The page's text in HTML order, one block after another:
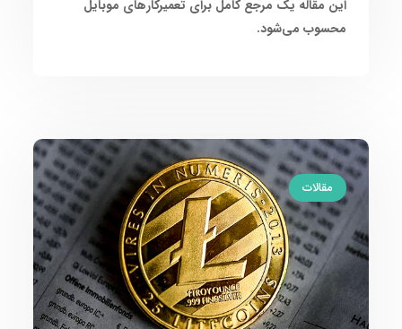
این مقاله یک مرجع کامل برای تعمیرکارهای موبایل
محسوب می‌شود.
مقالات